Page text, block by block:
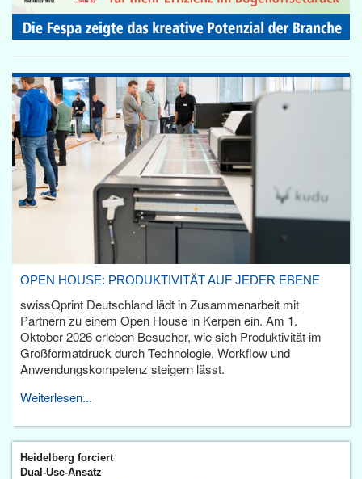
OPEN HOUSE: PRODUKTIVITÄT AUF JEDER EBENE
swissQprint Deutschland lädt in Zusammenarbeit mit
Partnern zu einem Open House in Kerpen ein. Am 1.
Oktober 2026 erleben Besucher, wie sich Produktivität im
Großformatdruck durch Technologie, Workflow und
Anwendungskompetenz steigern lässt.
Weiterlesen...
Heidelberg forciert
Dual-Use-Ansatz